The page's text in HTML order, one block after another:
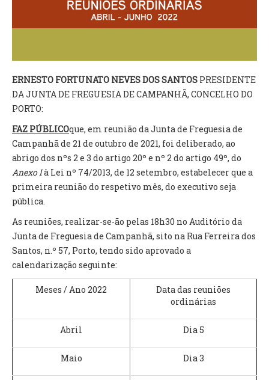
CONSTITUIÇÃO
PRESIDENTE
EXECUTIVO E PELOUROS
GRAVAÇÕES DAS REUNIÕES PÚBLICAS DO EXECUTIVO
DOCUMENTOS
ATAS E DOCUMENTOS DA ASSEMBLEIA
REGULAMENTOS E TAXAS
PLANO E ORÇAMENTO
RELATÓRIO E CONTAS
RECRUTAMENTO PESSOAL
FUNDO DE APOIO AO ASSOCIATIVISMO
SERVIÇOS
ERNESTO FORTUNATO NEVES DOS SANTOS PRESIDENTE
DA JUNTA DE FREGUESIA DE CAMPANHÃ, CONCELHO DO
PORTO:
FAZ PÚBLICOque, em reunião da Junta de Freguesia de
Campanhã de 21 de outubro de 2021, foi deliberado, ao
abrigo dos nºs 2 e 3 do artigo 20º e nº 2 do artigo 49º, do
Anexo Ià Lei nº 74/2013, de 12 setembro, estabelecer que a
primeira reunião do respetivo mês, do executivo seja
pública.
As reuniões, realizar-se-ão pelas 18h30 no Auditório da
Junta de Freguesia de Campanhã, sito na Rua Ferreira dos
Santos, n.º 57, Porto, tendo sido aprovado a
calendarização seguinte:
Meses / Ano 2022
Data das reuniões
ordinárias
Abril Dia 5
Maio Dia 3